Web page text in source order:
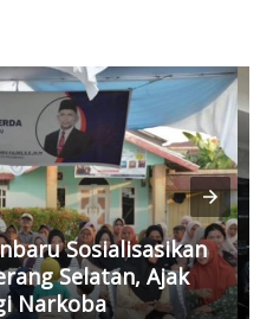
Sosialisasikan
Selatan, Ajak
Narkoba